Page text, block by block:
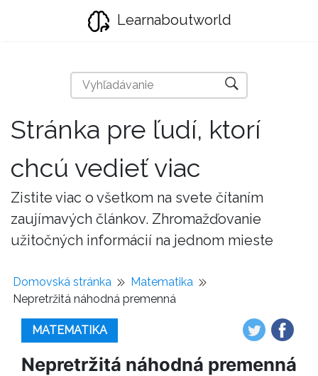
Learnaboutworld
Stránka pre ľudí, ktorí
chcú vedieť viac
Zistite viac o všetkom na svete čítaním
zaujímavých článkov. Zhromažďovanie
užitočných informácií na jednom mieste
Domovská stránka
Matematika
Nepretržitá náhodná premenná
MATEMATIKA
Nepretržitá náhodná premenná